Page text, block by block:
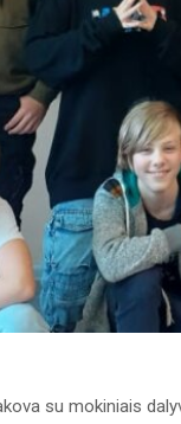
su mokiniais